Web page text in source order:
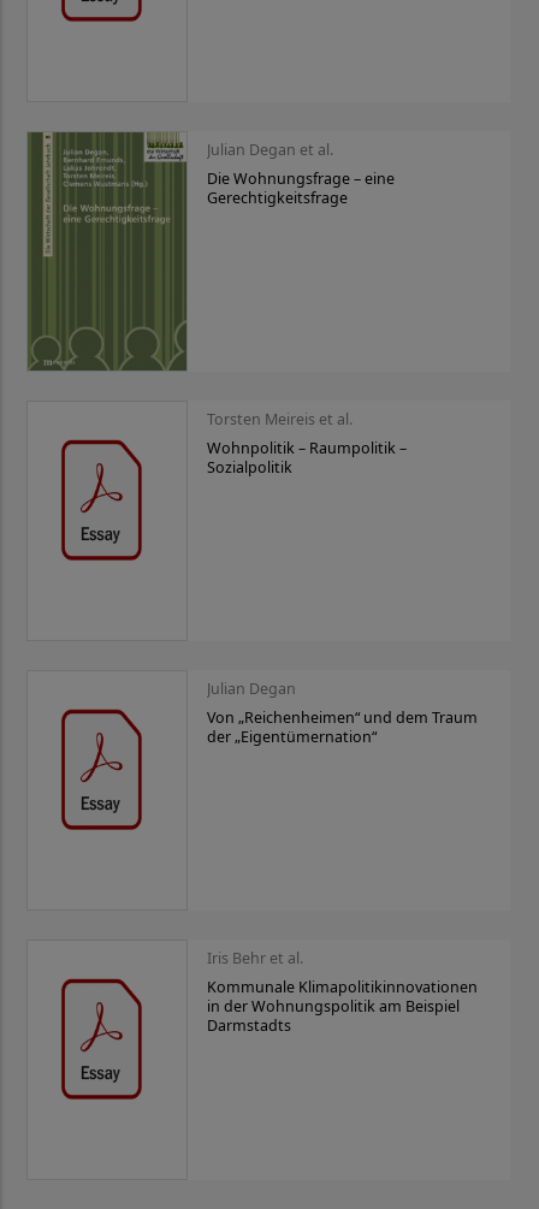
Julian Degan et al.
Die Wohnungsfrage – eine
Gerechtigkeitsfrage
Torsten Meireis et al.
Wohnpolitik – Raumpolitik –
Sozialpolitik
Julian Degan
Von „Reichenheimen“ und dem Traum
der „Eigentümernation“
Iris Behr et al.
Kommunale Klimapolitikinnovationen
in der Wohnungspolitik am Beispiel
Darmstadts